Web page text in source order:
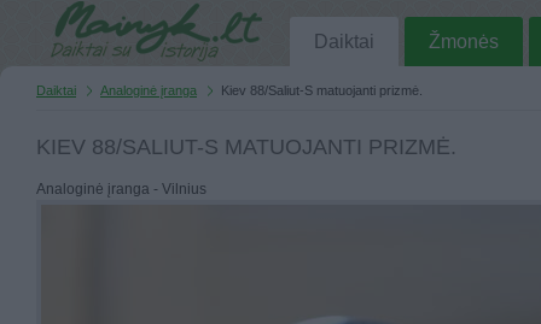
Daiktai Žmonės
Daiktai Analoginė įranga Kiev 88/Saliut-S matuojanti prizmė.
KIEV 88/SALIUT-S MATUOJANTI PRIZMĖ.
Analoginė įranga - Vilnius